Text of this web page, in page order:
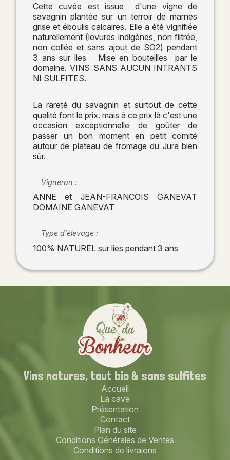
Cette cuvée est issue d'une vigne de
savagnin plantée sur un terroir de marnes
grise et éboulis calcaires. Elle a été vignifiée
naturellement (levures indigènes, non filtrée,
non collée et sans ajout de SO2) pendant
3 ans sur lies Mise en bouteilles par le
domaine. VINS SANS AUCUN INTRANTS
NI SULFITES.
La rareté du savagnin et surtout de cette
qualité font le prix. mais à ce prix là c'est une
occasion exceptionnelle de goûter de
passer un bon moment en petit comité
autour de plateau de fromage du Jura bien
sûr.
Vigneron :
ANNE et JEAN-FRANCOIS GANEVAT
DOMAINE GANEVAT
Type d'élevage :
100% NATUREL sur lies pendant 3 ans
Vins natures, tout bio& sans sulfites
Accueil
La cave
Présentation
Contact
Plan du site
Conditions Générales de Ventes
Conditions de livraions